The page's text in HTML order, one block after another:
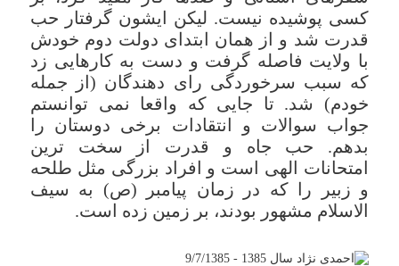
کسی پوشیده نیست. لیکن ایشون گرفتار حب
قدرت شد و از همان ابتدای دولت دوم خودش
با ولایت فاصله گرفت و دست به کارهایی زد
که سبب سرخوردگی رای دهندگان (از جمله
خودم) شد. تا جایی که واقعا نمی توانستم
جواب سوالات و انتقادات برخی دوستان را
بدهم. حب جاه و قدرت از سخت ترین
امتحانات الهی است و افراد بزرگی مثل طلحه
و زبیر را که در زمان پیامبر (ص) به سیف
الاسلام مشهور بودند، بر زمین زده است.